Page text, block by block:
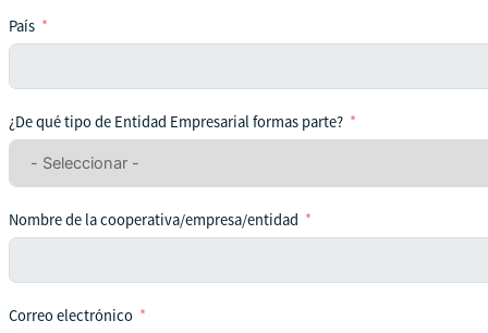
País
¿De qué tipo de Entidad Empresarial formas parte?
Nombre de la cooperativa/empresa/entidad
Correo electrónico